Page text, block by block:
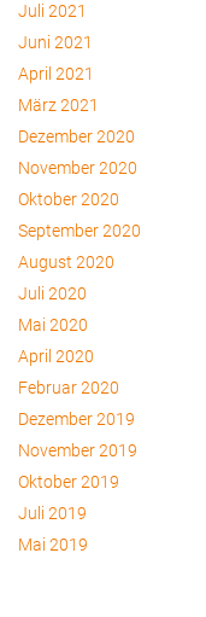
Juli 2021
Juni 2021
April 2021
März 2021
Dezember 2020
November 2020
Oktober 2020
September 2020
August 2020
Juli 2020
Mai 2020
April 2020
Februar 2020
Dezember 2019
November 2019
Oktober 2019
Juli 2019
Mai 2019